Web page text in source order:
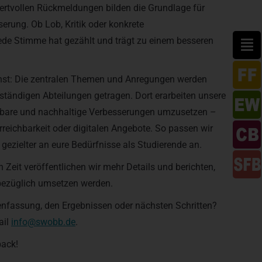
Rückmeldungen bilden die Grundlage für
Ob Lob, Kritik oder konkrete
Stimme hat gezählt und trägt zu einem besseren
Die zentralen Themen und Anregungen werden
Abteilungen getragen. Dort erarbeiten unsere
und nachhaltige Verbesserungen umzusetzen –
oder digitalen Angebote. So passen wir
an eure Bedürfnisse als Studierende an.
Zeit veröffentlichen wir mehr Details und berichten,
umsetzen werden.
den Ergebnissen oder nächsten Schritten?
info@swobb.de.